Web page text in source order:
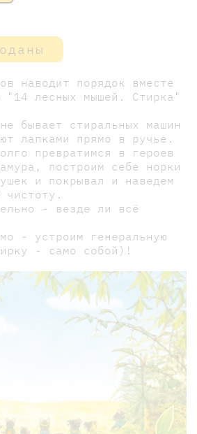
наводит порядок вместе
"14 лесных мышей. Стирка"
бывает стиральных машин
лапками прямо в ручье.
превратимся в героев
построим себе норки
и покрывал и наведем
- везде ли всё
- устроим генеральную
- само собой)!